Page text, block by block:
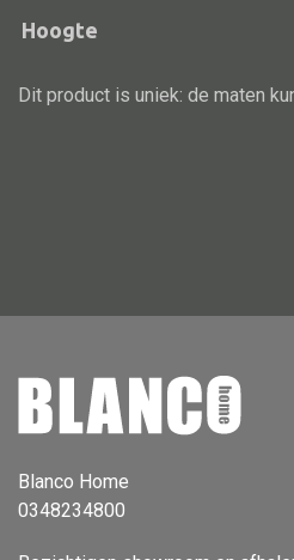
Alle deco
Kandelaar
Hoogte
Dit product is uniek: de maten
Blanco Home
0348234800